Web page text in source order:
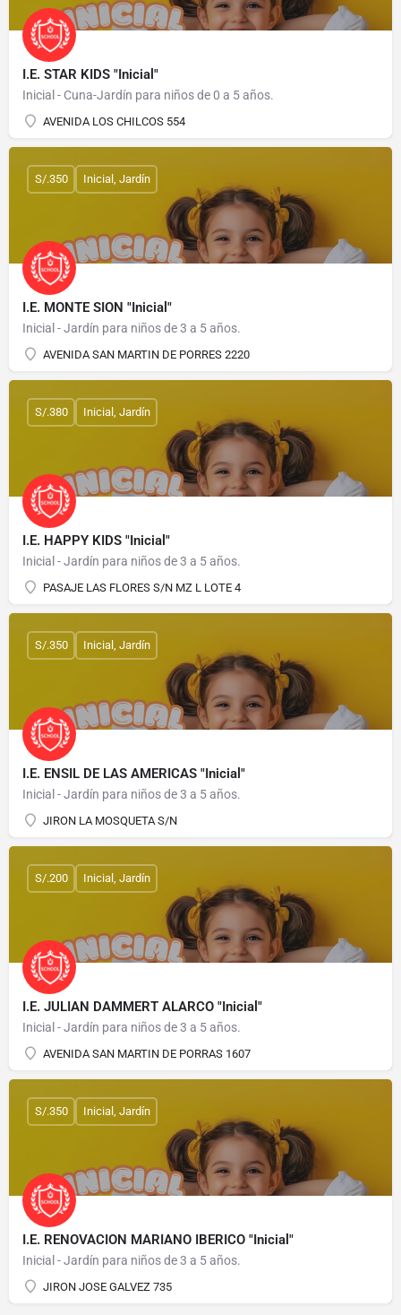
I.E. STAR KIDS "Inicial"
Inicial - Cuna-Jardín para niños de 0 a 5 años.
AVENIDA LOS CHILCOS 554
I.E. MONTE SION "Inicial"
Inicial - Jardín para niños de 3 a 5 años.
AVENIDA SAN MARTIN DE PORRES 2220
S/.350 Inicial, Jardín
I.E. HAPPY KIDS "Inicial"
Inicial - Jardín para niños de 3 a 5 años.
PASAJE LAS FLORES S/N MZ L LOTE 4
S/.380 Inicial, Jardín
I.E. ENSIL DE LAS AMERICAS "Inicial"
Inicial - Jardín para niños de 3 a 5 años.
JIRON LA MOSQUETA S/N
S/.350 Inicial, Jardín
I.E. JULIAN DAMMERT ALARCO "Inicial"
Inicial - Jardín para niños de 3 a 5 años.
AVENIDA SAN MARTIN DE PORRAS 1607
S/.200 Inicial, Jardín
I.E. RENOVACION MARIANO IBERICO "Inicial"
Inicial - Jardín para niños de 3 a 5 años.
JIRON JOSE GALVEZ 735
S/.350 Inicial, Jardín